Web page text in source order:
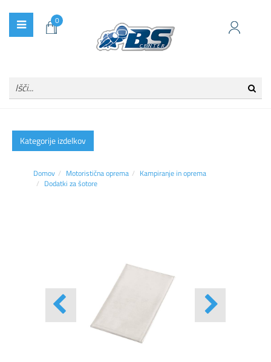
0
Kategorije izdelkov
Domov Motoristična oprema
Kampiranje in oprema
Dodatki za šotore